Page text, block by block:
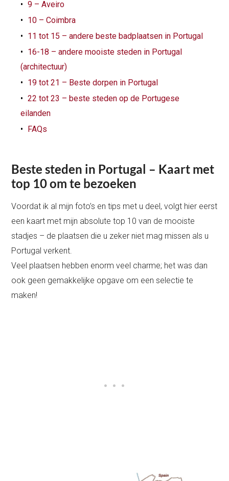
9 – Aveiro
10 – Coimbra
11 tot 15 – andere beste badplaatsen in Portugal
16-18 – andere mooiste steden in Portugal
(architectuur)
19 tot 21 – Beste dorpen in Portugal
22 tot 23 – beste steden op de Portugese
eilanden
FAQs
Beste steden in Portugal – Kaart met
top 10 om te bezoeken
Voordat ik al mijn foto’s en tips met u deel, volgt hier eerst
een kaart met mijn absolute top 10 van de mooiste
stadjes – de plaatsen die u zeker niet mag missen als u
Portugal verkent.
Veel plaatsen hebben enorm veel charme; het was dan
ook geen gemakkelijke opgave om een selectie te
maken!